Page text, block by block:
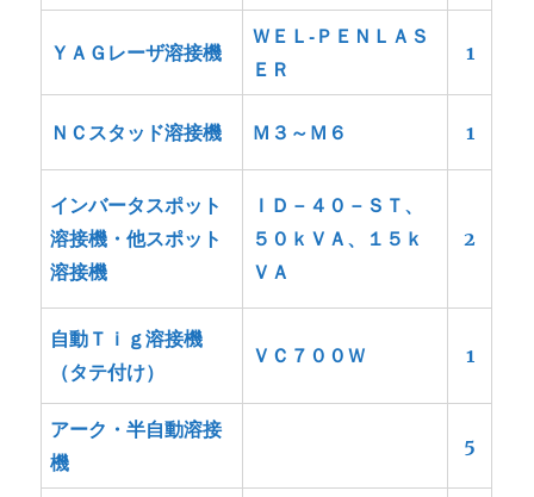
ＹＡＧレーザ溶接機
ＷＥＬ‐ＰＥＮＬＡＳ
ＥＲ
1
ＮＣスタッド溶接機 Ｍ３～Ｍ６ 1
インバータスポット
溶接機・他スポット
溶接機
ＩＤ－４０－ＳＴ、
５０ｋＶＡ、１５ｋ
ＶＡ
2
自動Ｔｉｇ溶接機
（タテ付け）
ＶＣ７００Ｗ 1
アーク・半自動溶接
機
5